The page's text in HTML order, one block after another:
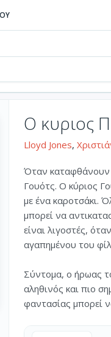
Ο κυριος
Lloyd Jones,
Όταν καταφθάνουν
Γουότς. Ο κύριος
με ένα καροτσάκι.
μπορεί να
είναι λιγοστές,
αγαπημένου του
Σύντομα, ο ήρωας
αληθινός και πιο
φαντασίας μπορεί